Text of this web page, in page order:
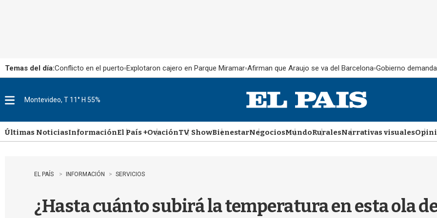
Temas del día:Conflicto en el puerto Explotaron cajero en Parque Miramar Afirman que Araujo se va del Barcelona Gobierno
u
Montevideo, T 11° H 55%
Últimas NoticiasInformaciónEl País +OvaciónTV ShowBienestarNegociosMundoRuralesNarrativas visuales
EL PAÍS INFORMACIÓN SERVICIOS
¿Hasta cuánto subirá la temperatura en esta ola